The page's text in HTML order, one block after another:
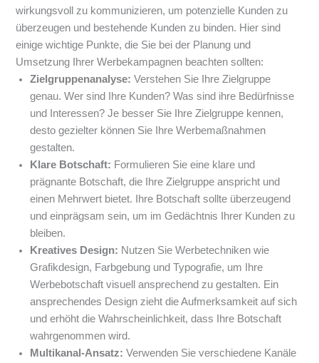
wirkungsvoll zu kommunizieren, um potenzielle Kunden zu
überzeugen und bestehende Kunden zu binden. Hier sind
einige wichtige Punkte, die Sie bei der Planung und
Umsetzung Ihrer Werbekampagnen beachten sollten:
Zielgruppenanalyse: Verstehen Sie Ihre Zielgruppe
genau. Wer sind Ihre Kunden? Was sind ihre Bedürfnisse
und Interessen? Je besser Sie Ihre Zielgruppe kennen,
desto gezielter können Sie Ihre Werbemaßnahmen
gestalten.
Klare Botschaft: Formulieren Sie eine klare und
prägnante Botschaft, die Ihre Zielgruppe anspricht und
einen Mehrwert bietet. Ihre Botschaft sollte überzeugend
und einprägsam sein, um im Gedächtnis Ihrer Kunden zu
bleiben.
Kreatives Design: Nutzen Sie Werbetechniken wie
Grafikdesign, Farbgebung und Typografie, um Ihre
Werbebotschaft visuell ansprechend zu gestalten. Ein
ansprechendes Design zieht die Aufmerksamkeit auf sich
und erhöht die Wahrscheinlichkeit, dass Ihre Botschaft
wahrgenommen wird.
Multikanal-Ansatz: Verwenden Sie verschiedene Kanäle